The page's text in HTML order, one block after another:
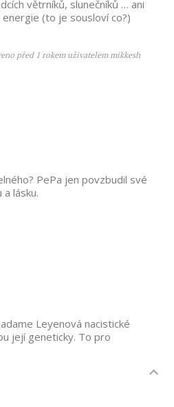
větrníků, slunečníků … ani
energie (to je sousloví co?)
před 1 rokem uživatelem mikkesh
PePa jen povzbudil své
lásku.
Leyenová nacistické
její geneticky. To pro